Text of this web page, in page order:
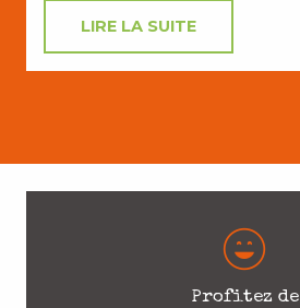
LIRE LA SUITE
Profitez de